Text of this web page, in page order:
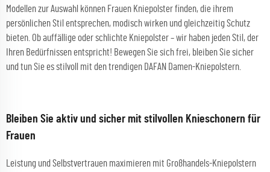
Modellen zur Auswahl können Frauen Kniepolster finden, die ihrem
persönlichen Stil entsprechen, modisch wirken und gleichzeitig Schutz
bieten. Ob auffällige oder schlichte Kniepolster – wir haben jeden Stil, der
Ihren Bedürfnissen entspricht! Bewegen Sie sich frei, bleiben Sie sicher
und tun Sie es stilvoll mit den trendigen DAFAN Damen-Kniepolstern.
Bleiben Sie aktiv und sicher mit stilvollen Knieschonern für
Frauen
Leistung und Selbstvertrauen maximieren mit Großhandels-Kniepolstern